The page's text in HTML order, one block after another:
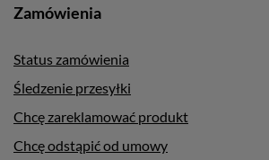
Zamówienia
Status zamówienia
Śledzenie przesyłki
Chcę zareklamować produkt
Chcę odstąpić od umowy